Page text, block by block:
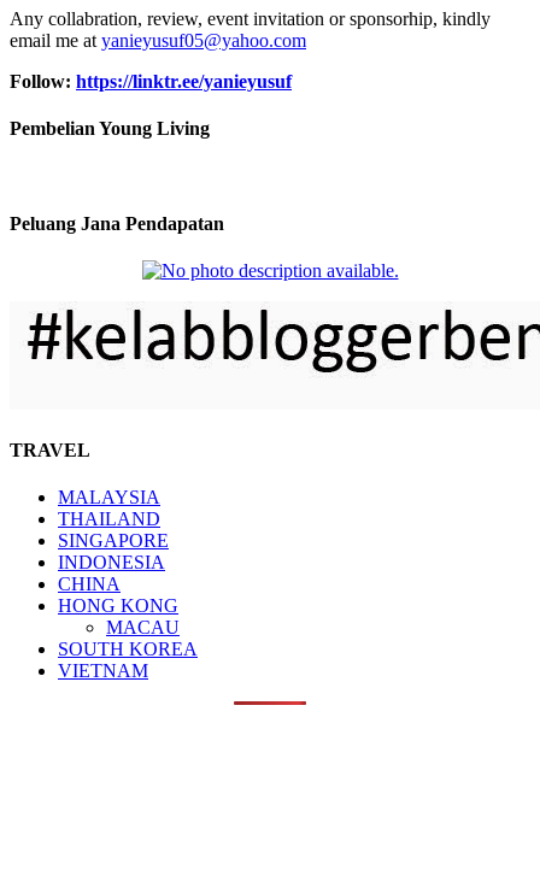
Any collabration, review, event invitation or sponsorhip, kindly
email me at yanieyusuf05@yahoo.com
Follow: https://linktr.ee/yanieyusuf
Pembelian Young Living
Peluang Jana Pendapatan
TRAVEL
MALAYSIA
THAILAND
SINGAPORE
INDONESIA
CHINA
HONG KONG
MACAU
SOUTH KOREA
VIETNAM